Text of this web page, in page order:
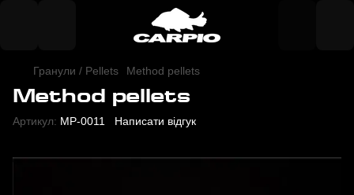
Гранули / Pellets Method pellets
Method pellets
Артикул: MP-0011 Написати відгук